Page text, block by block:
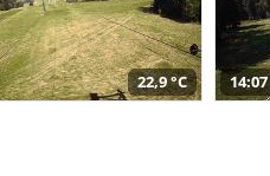
22,9 °C 14:07